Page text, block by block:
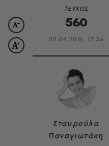
ΤΕΥΧΟΣ
560
05.04.2016, 17:36
Σταυρούλα
Παναγιωτάκη